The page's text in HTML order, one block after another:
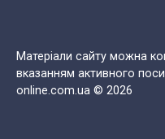
Матеріали сайту можна
вказанням активного
online.com.ua © 2026